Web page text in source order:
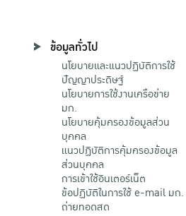
ข้อมูลทั่วไป
นโยบายและแนวปฏิบัติการใช้
ปัญญาประดิษฐ์
นโยบายการใช้งานเครือข่าย
มก.
นโยบายคุ้มครองข้อมูลส่วน
บุคคล
แนวปฏิบัติการคุ้มครองข้อมูล
ส่วนบุคคล
การเข้าใช้อินเตอร์เน็ต
ข้อปฏิบัติในการใช้ e-mail มก.
ถ่ายทอดสด